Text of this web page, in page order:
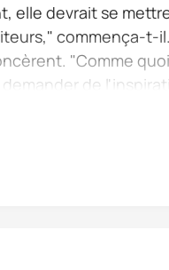
elle devrait se
commença-t-
"Comme
de